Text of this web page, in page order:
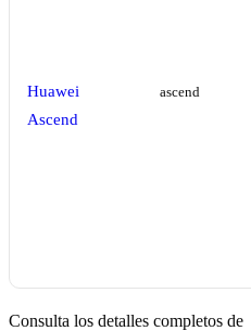
Huawei
Ascend
ascend
Consulta los detalles completos de